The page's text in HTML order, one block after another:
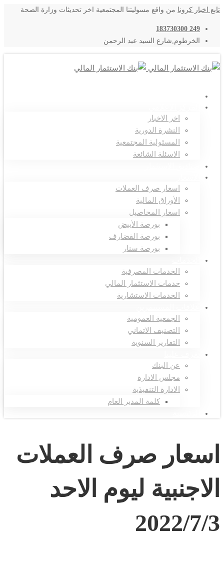
تابع اخبار كرونا من واقع مسوليتنا المجتمعية اخر تحديثات وزارة الصحة
249 183730300
الخرطوم,شارع السيد عبد الرحمن
اخر الاخبار
النشرة الدورية
المسئولية المجتمعية
الاسئلة الشائعة
اسعار صرف العملات
الأوراق المالية
اسعار المحاصيل
بورصة الأبيض
بورصة القضارف
بورصة سنار
الخدمات المصرفية
خدمات الاستثمار المالي
الخدمات الاستشارية
الجمعية العمومية
التصنيف الاتماني
التقارير السنوية
عن البنك
مجلس الادارة
الادارة التنفيذية
كلمة المدير العام
اسعار صرف العملات
الاجنبية ليوم الاحد
2022/7/3